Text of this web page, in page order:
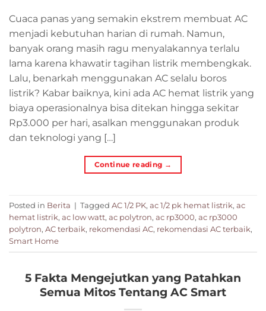
Cuaca panas yang semakin ekstrem membuat AC
menjadi kebutuhan harian di rumah. Namun,
banyak orang masih ragu menyalakannya terlalu
lama karena khawatir tagihan listrik membengkak.
Lalu, benarkah menggunakan AC selalu boros
listrik? Kabar baiknya, kini ada AC hemat listrik yang
biaya operasionalnya bisa ditekan hingga sekitar
Rp3.000 per hari, asalkan menggunakan produk
dan teknologi yang […]
Continue reading →
Posted in Berita | Tagged AC 1/2 PK, ac 1/2 pk hemat listrik, ac
hemat listrik, ac low watt, ac polytron, ac rp3000, ac rp3000
polytron, AC terbaik, rekomendasi AC, rekomendasi AC terbaik,
Smart Home
5 Fakta Mengejutkan yang Patahkan
Semua Mitos Tentang AC Smart